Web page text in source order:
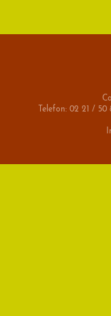
Telefon: 02 21 /